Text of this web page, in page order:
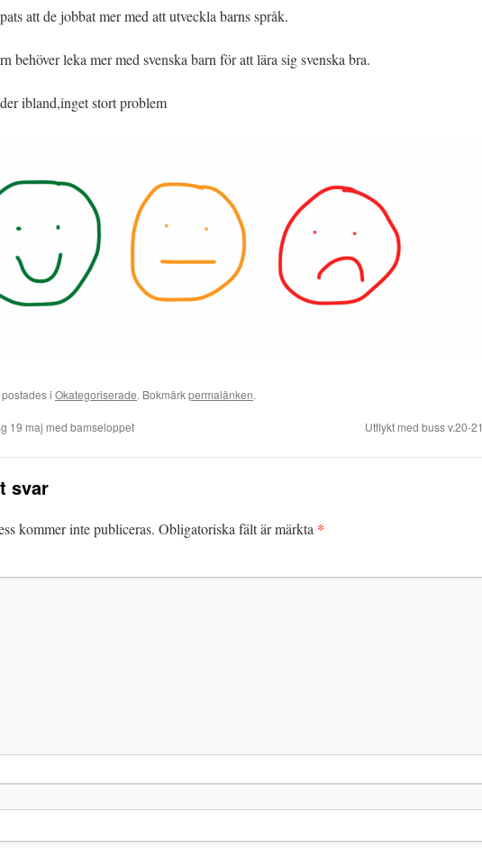
att de jobbat mer med att utveckla barns språk.
behöver leka mer med svenska barn för att lära sig svenska bra.
ibland,inget stort problem
i Okategoriserade. Bokmärkpermalänken.
19 maj med bamseloppet Utflykt med buss v.20-21
svar
kommer inte publiceras. Obligatoriska fält är märkta *